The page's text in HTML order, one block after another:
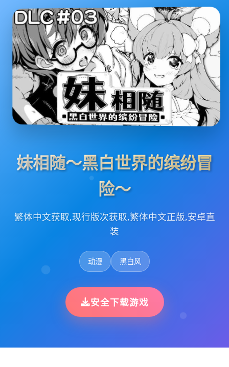
妹相随～黑白世界的缤纷冒
险～
繁体中文获取,现行版次获取,繁体中文正版,安卓直
装
动漫 黑白风
安全下载游戏